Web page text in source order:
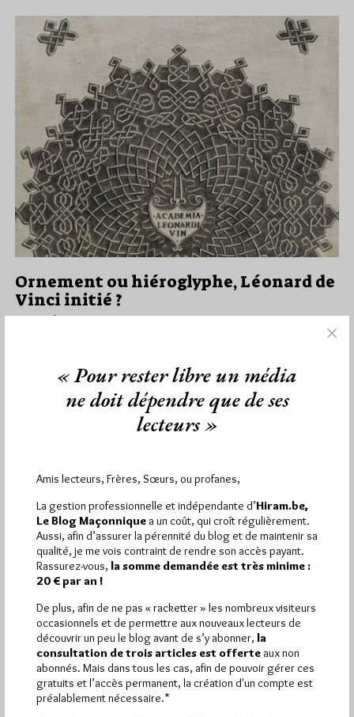
Ornement ou hiéroglyphe, Léonard de
Vinci initié ?
Ce samedi 28 septembre, le Musée de la franc-maçonnerie
organise à 15h une conférence sur un motif assez mystérieux
Hier jeudi 6 août 2026, Hiram.be a reçu1 672 visites
2 608 pages ont été lues (Source : Pirsch.io)
Plus d’informations
Quels sont les articles les plus lus du blog ?
« Pour rester libre un média
ne doit dépendre que de ses
lecteurs »
Amis lecteurs, Frères, Sœurs, ou profanes,
La gestion professionnelle et indépendante d’Hiram.be,
Le Blog Maçonnique a un coût, qui croît régulièrement.
Aussi, afin d’assurer la pérennité du blog et de maintenir sa
qualité, je me vois contraint de rendre son accès payant.
Rassurez-vous, la somme demandée est très minime :
20 € par an !
De plus, afin de ne pas « racketter » les nombreux visiteurs
occasionnels et de permettre aux nouveaux lecteurs de
découvrir un peu le blog avant de s’y abonner, la
consultation de trois articles est offerte aux non
abonnés. Mais dans tous les cas, afin de pouvoir gérer ces
gratuits et l’accès permanent, la création d'un compte est
préalablement nécessaire.*